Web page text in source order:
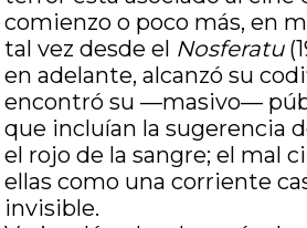
comienzo o poco más, en
tal vez desde el Nosferatu
en adelante, alcanzó su
encontró su —masivo—
que incluían la sugerencia
el rojo de la sangre; el mal
ellas como una corriente
invisible.